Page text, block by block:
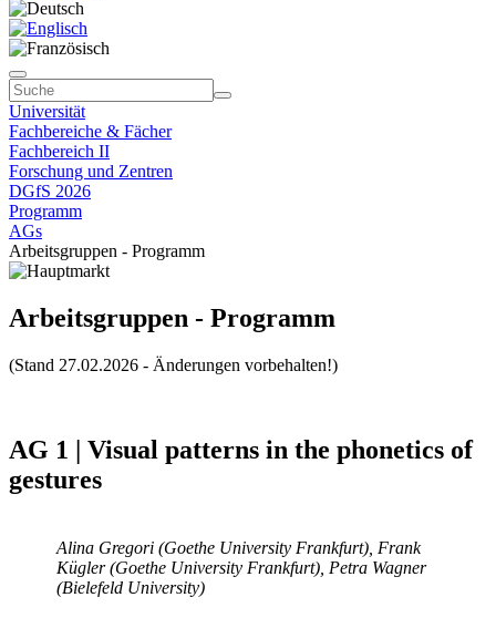
Universität
Fachbereiche & Fächer
Fachbereich II
Forschung und Zentren
DGfS 2026
Programm
AGs
Arbeitsgruppen - Programm
Arbeitsgruppen - Programm
(Stand 27.02.2026 - Änderungen vorbehalten!)
AG 1 | Visual patterns in the phonetics of
gestures
Alina Gregori (Goethe University Frankfurt), Frank
Kügler (Goethe University Frankfurt), Petra Wagner
(Bielefeld University)